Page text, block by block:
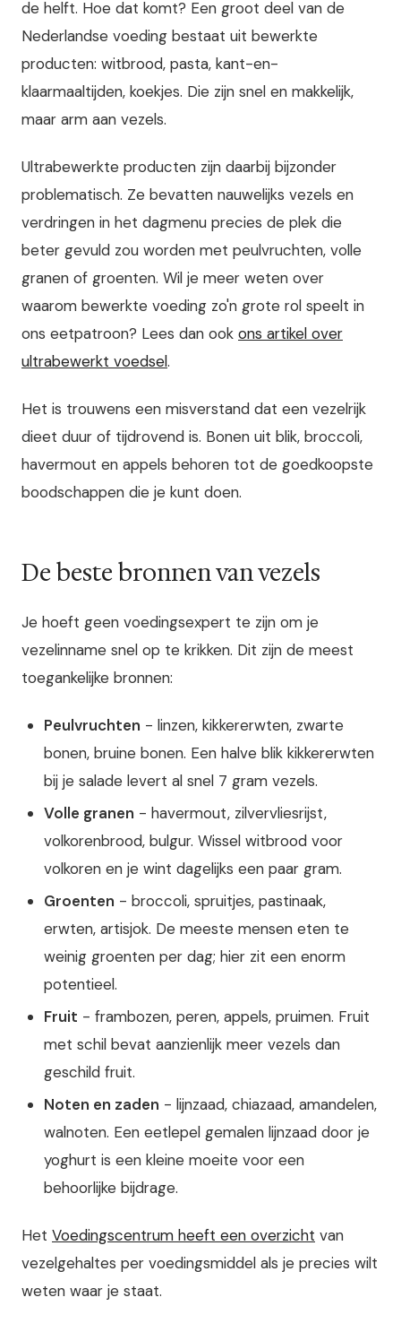
de helft. Hoe dat komt? Een groot deel van de
Nederlandse voeding bestaat uit bewerkte
producten: witbrood, pasta, kant-en-
klaarmaaltijden, koekjes. Die zijn snel en makkelijk,
maar arm aan vezels.
Ultrabewerkte producten zijn daarbij bijzonder
problematisch. Ze bevatten nauwelijks vezels en
verdringen in het dagmenu precies de plek die
beter gevuld zou worden met peulvruchten, volle
granen of groenten. Wil je meer weten over
waarom bewerkte voeding zo'n grote rol speelt in
ons eetpatroon? Lees dan ook ons artikel over
ultrabewerkt voedsel.
Het is trouwens een misverstand dat een vezelrijk
dieet duur of tijdrovend is. Bonen uit blik, broccoli,
havermout en appels behoren tot de goedkoopste
boodschappen die je kunt doen.
De beste bronnen van vezels
Je hoeft geen voedingsexpert te zijn om je
vezelinname snel op te krikken. Dit zijn de meest
toegankelijke bronnen:
Peulvruchten - linzen, kikkererwten, zwarte
bonen, bruine bonen. Een halve blik kikkererwten
bij je salade levert al snel 7 gram vezels.
Volle granen - havermout, zilvervliesrijst,
volkorenbrood, bulgur. Wissel witbrood voor
volkoren en je wint dagelijks een paar gram.
Groenten - broccoli, spruitjes, pastinaak,
erwten, artisjok. De meeste mensen eten te
weinig groenten per dag; hier zit een enorm
potentieel.
Fruit - frambozen, peren, appels, pruimen. Fruit
met schil bevat aanzienlijk meer vezels dan
geschild fruit.
Noten en zaden - lijnzaad, chiazaad, amandelen,
walnoten. Een eetlepel gemalen lijnzaad door je
yoghurt is een kleine moeite voor een
behoorlijke bijdrage.
Het Voedingscentrum heeft een overzicht van
vezelgehaltes per voedingsmiddel als je precies wilt
weten waar je staat.